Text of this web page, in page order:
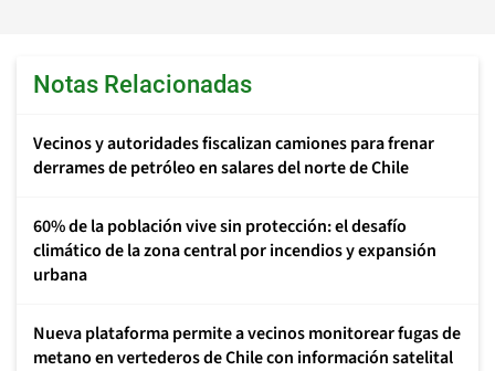
Notas Relacionadas
Vecinos y autoridades fiscalizan camiones para frenar
derrames de petróleo en salares del norte de Chile
60% de la población vive sin protección: el desafío
climático de la zona central por incendios y expansión
urbana
Nueva plataforma permite a vecinos monitorear fugas de
metano en vertederos de Chile con información satelital